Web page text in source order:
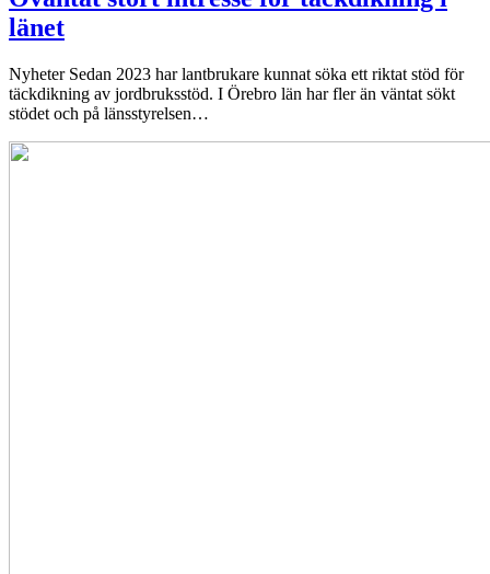
länet
Nyheter Sedan 2023 har lantbrukare kunnat söka ett riktat stöd för
täckdikning av jordbruksstöd. I Örebro län har fler än väntat sökt
stödet och på länsstyrelsen…